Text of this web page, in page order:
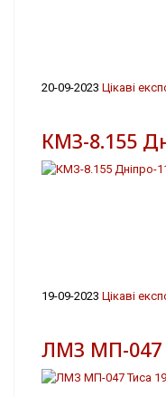
20-09-2023 Цікаві
КМЗ-8.155
19-09-2023 Цікаві
ЛМЗ МП-047